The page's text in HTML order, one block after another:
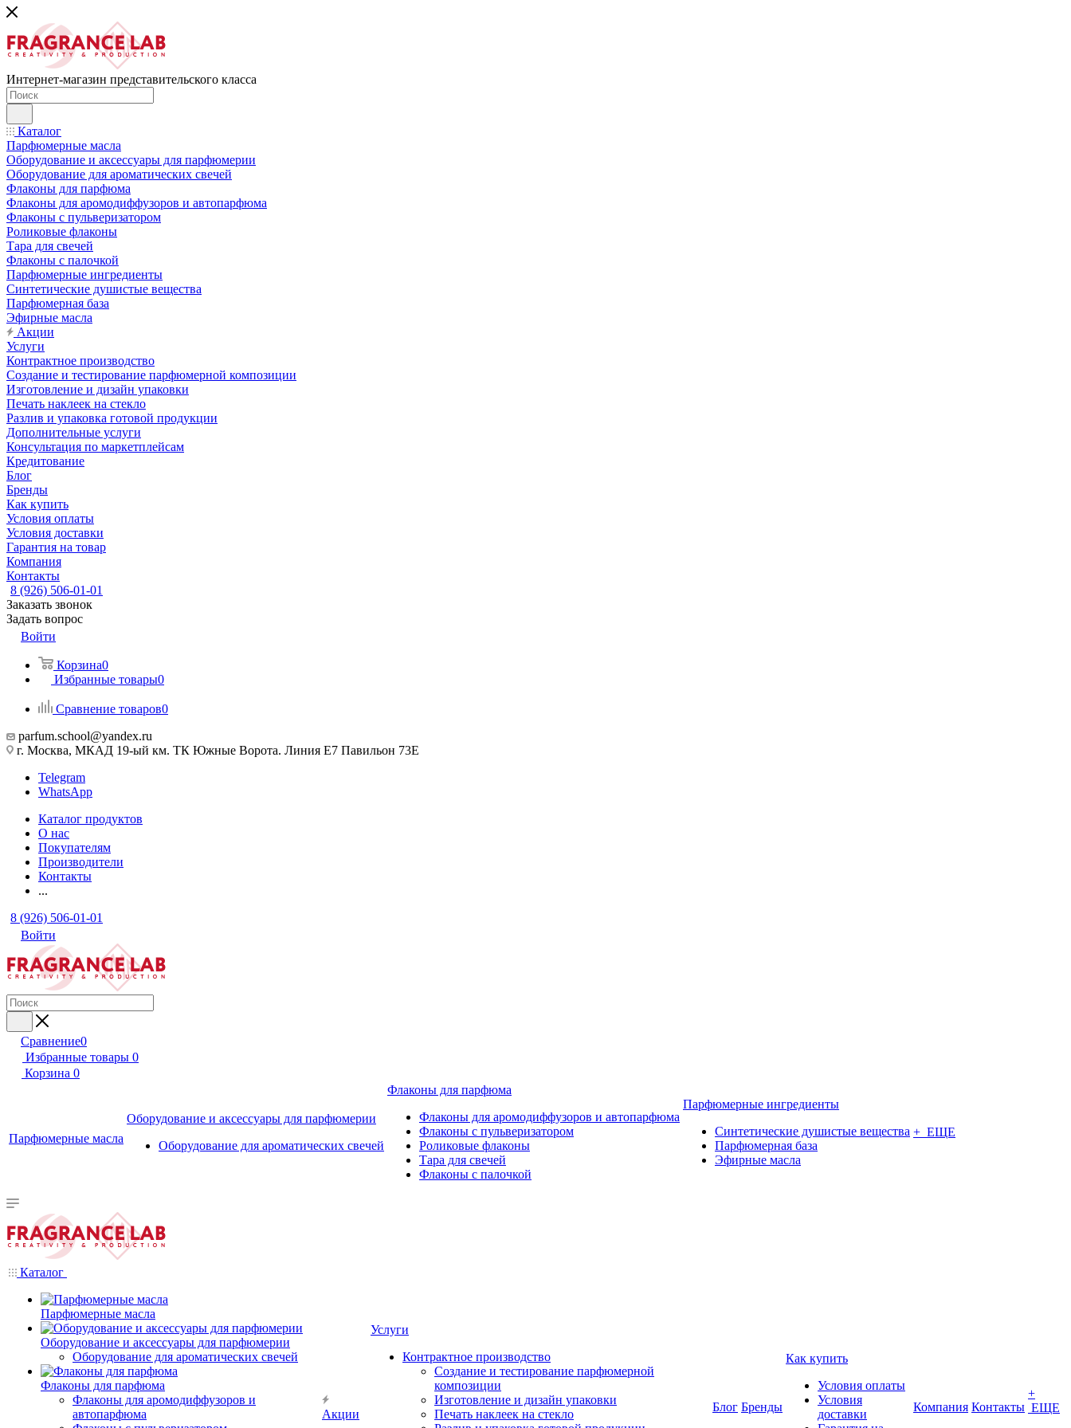
Интернет-магазин представительского класса
Каталог
Парфюмерные масла
Оборудование и аксессуары для парфюмерии
Оборудование для ароматических свечей
Флаконы для парфюма
Флаконы для аромодиффузоров и автопарфюма
Флаконы с пульверизатором
Роликовые флаконы
Тара для свечей
Флаконы с палочкой
Парфюмерные ингредиенты
Синтетические душистые вещества
Парфюмерная база
Эфирные масла
Акции
Услуги
Контрактное производство
Создание и тестирование парфюмерной композиции
Изготовление и дизайн упаковки
Печать наклеек на стекло
Разлив и упаковка готовой продукции
Дополнительные услуги
Консультация по маркетплейсам
Кредитование
Блог
Бренды
Как купить
Условия оплаты
Условия доставки
Гарантия на товар
Компания
Контакты
8 (926) 506-01-01
Заказать звонок
Задать вопрос
Войти
Корзина0
Избранные товары0
Сравнение товаров0
parfum.school@yandex.ru
г. Москва, МКАД 19-ый км. ТК Южные Ворота. Линия Е7 Павильон 73Е
Telegram
WhatsApp
Каталог продуктов
О нас
Покупателям
Производители
Контакты
...
8 (926) 506-01-01
Войти
Сравнение0
Избранные товары 0
Корзина 0
Парфюмерные масла
Оборудование и аксессуары для парфюмерии
Оборудование для ароматических свечей
Флаконы для парфюма
Флаконы для аромодиффузоров и автопарфюма
Флаконы с пульверизатором
Роликовые флаконы
Тара для свечей
Флаконы с палочкой
Парфюмерные ингредиенты
Синтетические душистые вещества
Парфюмерная база
Эфирные масла
+ ЕЩЕ
Каталог
Парфюмерные масла
Оборудование и аксессуары для парфюмерии
Оборудование для ароматических свечей
Флаконы для парфюма
Флаконы для аромодиффузоров и
автопарфюма
Акции
Услуги
Контрактное производство
Создание и тестирование парфюмерной
композиции
Изготовление и дизайн упаковки
Печать наклеек на стекло
Блог Бренды
Как купить
Условия оплаты
Условия
доставки
Компания Контакты
+
ЕЩЕ